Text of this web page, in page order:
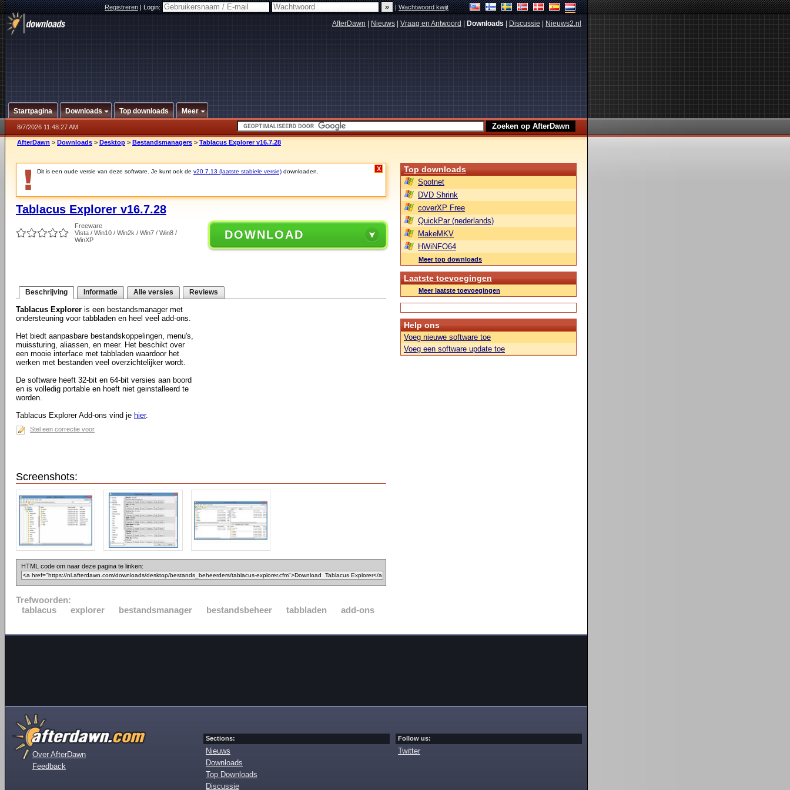
Registreren|Login: |Wachtwoord kwijt
AfterDawn Nieuws Vraag en Antwoord Downloads Discussie Nieuws2.nl
Startpagina Downloads Top downloads Meer
8/7/2026 11:48:27 AM
AfterDawn > Downloads > Desktop > Bestandsmanagers > Tablacus Explorer v16.7.28
Dit is een oude versie van deze software. Je kunt ook de v20.7.13 (laatste stabiele versie) downloaden. X
Tablacus Explorer v16.7.28
Freeware
Vista / Win10 / Win2k / Win7 / Win8 /
WinXP
DOWNLOAD
Beschrijving Informatie Alle versies Reviews
Tablacus Explorer is een bestandsmanager met
ondersteuning voor tabbladen en heel veel add-ons.
Het biedt aanpasbare bestandskoppelingen, menu's,
muissturing, aliassen, en meer. Het beschikt over
een mooie interface met tabbladen waardoor het
werken met bestanden veel overzichtelijker wordt.
De software heeft 32-bit en 64-bit versies aan boord
en is volledig portable en hoeft niet geinstalleerd te
worden.
Tablacus Explorer Add-ons vind je hier.
Stel een correctie voor
Screenshots:
HTML code om naar deze pagina te linken:
Trefwoorden:
tablacus
explorer bestandsmanager bestandsbeheer tabbladen add-ons
Top downloads
Spotnet
DVD Shrink
coverXP Free
QuickPar (nederlands)
MakeMKV
HWiNFO64
Meer top downloads
Laatste toevoegingen
Meer laatste toevoegingen
Help ons
Voeg nieuwe software toe
Voeg een software update toe
Over AfterDawn
Feedback
Sections:
Nieuws
Downloads
Top Downloads
Discussie
Follow us:
Twitter